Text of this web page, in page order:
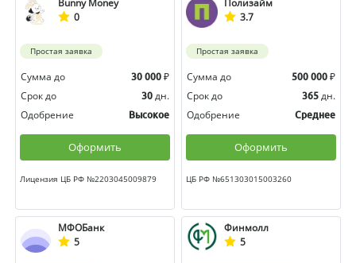
Bunny Money
0
Простая заявка
Сумма до 30 000 ₽
Срок до
30 дн.
Одобрение
Высокое
Оформить
Лицензия ЦБ РФ №2203045009879
Полизайм
3.7
Простая заявка
Сумма до 500 000 ₽
Срок до
365 дн.
Одобрение
Среднее
Оформить
ЦБ РФ №651303015003260
МФОБанк
5
Финмолл
5